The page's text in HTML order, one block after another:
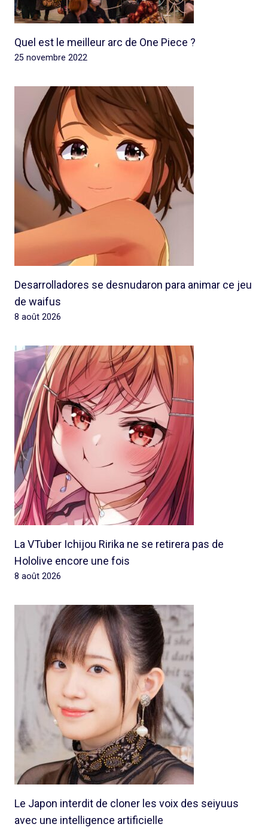
Quel est le meilleur arc de One Piece ?
25 novembre 2022
Desarrolladores se desnudaron para animar ce jeu
de waifus
8 août 2026
La VTuber Ichijou Ririka ne se retirera pas de
Hololive encore une fois
8 août 2026
Le Japon interdit de cloner les voix des seiyuus
avec une intelligence artificielle